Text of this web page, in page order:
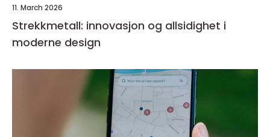
11. March 2026
Strekkmetall: innovasjon og allsidighet i
moderne design